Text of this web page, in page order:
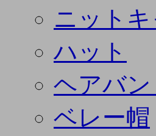
ニット
ハット
ヘアバン
ベレー帽